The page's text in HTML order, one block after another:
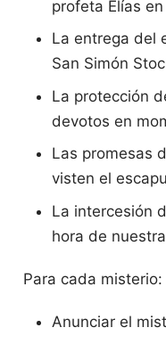
profeta Elías
La entrega del
San Simón
La protección
devotos en
Las promesas
visten el
La intercesión
hora de
Para cada misterio:
Anunciar el